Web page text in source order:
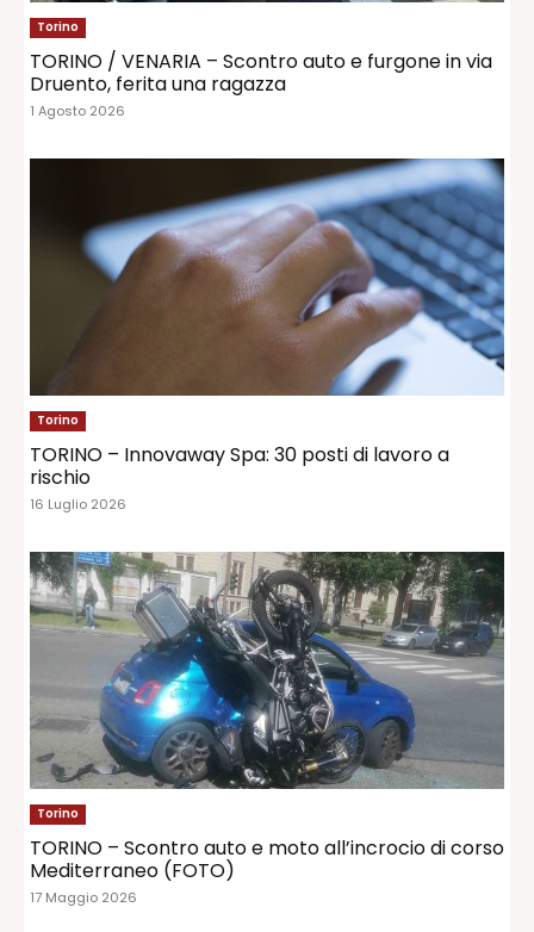
Torino
TORINO / VENARIA – Scontro auto e furgone in via
Druento, ferita una ragazza
1 Agosto 2026
Torino
TORINO – Innovaway Spa: 30 posti di lavoro a
rischio
16 Luglio 2026
Torino
TORINO – Scontro auto e moto all’incrocio di corso
Mediterraneo (FOTO)
17 Maggio 2026